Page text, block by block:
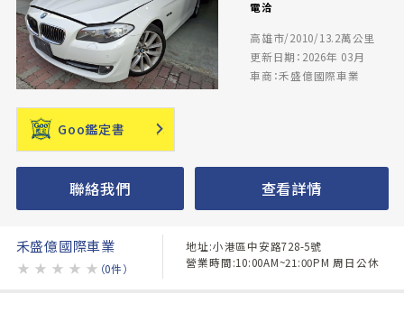
電洽
高雄市/2010/13.2萬公里
更新日期：2026年 03月
車商：禾盛億國際車業
Goo鑑定書
聯絡我們 查看詳情
禾盛億國際車業
★ ★ ★ ★ ★ （0件）
地址:小港區中安路728-5號
營業時間:10:00AM~21:00PM 周日公休